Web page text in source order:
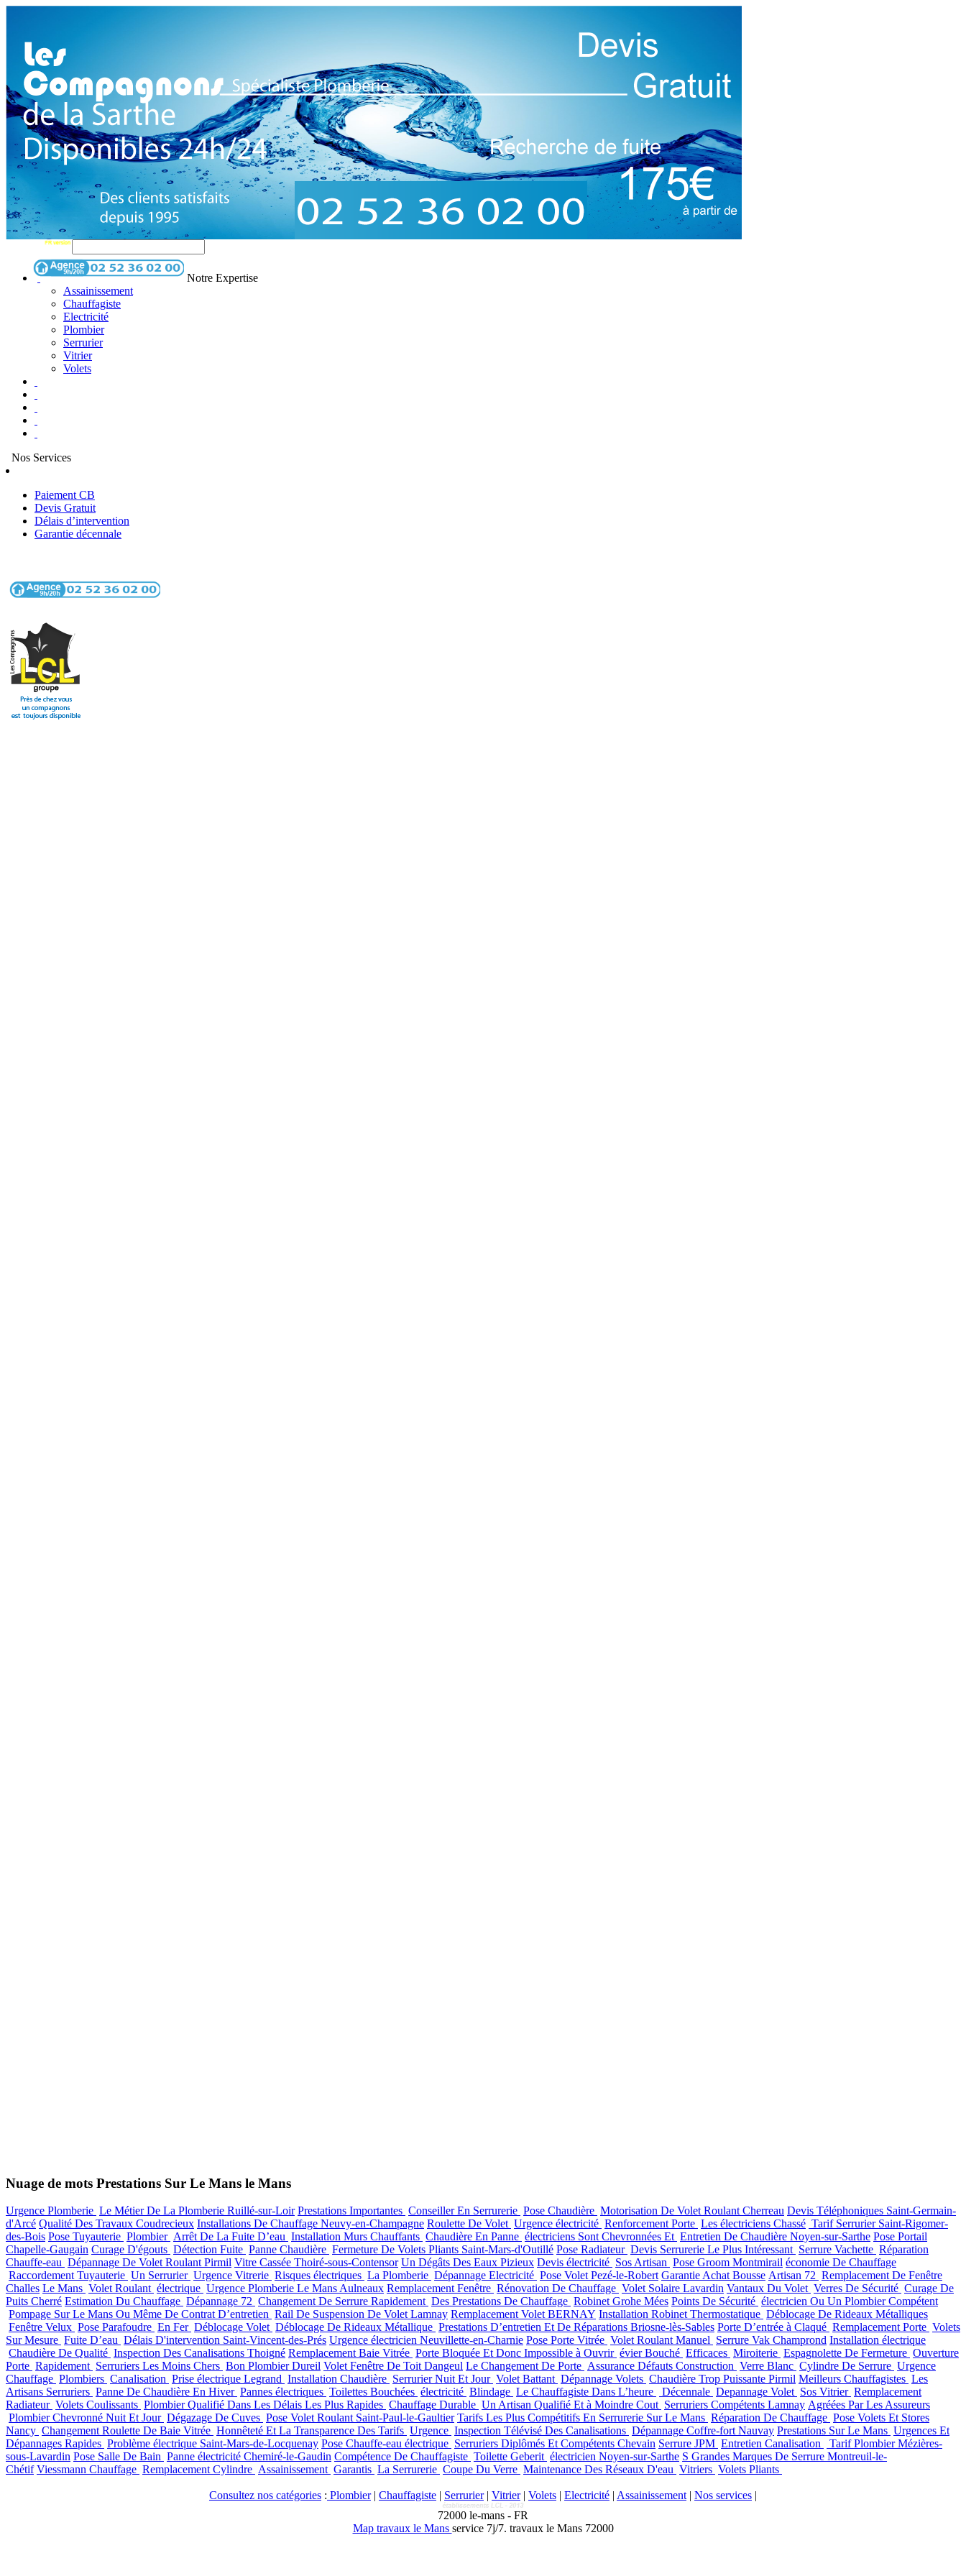
Notre Expertise
Assainissement
Chauffagiste
Electricité
Plombier
Serrurier
Vitrier
Volets
Nos Services
Paiement CB
Devis Gratuit
Délais d’intervention
Garantie décennale
Nuage de mots Prestations Sur Le Mans le Mans
Urgence Plomberie Le Métier De La Plomberie Ruillé-sur-Loir Prestations Importantes Conseiller En Serrurerie Pose Chaudière Motorisation De Volet Roulant Cherreau Devis Téléphoniques Saint-Germain-
d'Arcé Qualité Des Travaux Coudrecieux Installations De Chauffage Neuvy-en-Champagne Roulette De Volet Urgence électricité Renforcement Porte Les électriciens Chassé Tarif Serrurier Saint-Rigomer-
des-Bois Pose Tuyauterie Plombier Arrêt De La Fuite D’eau Installation Murs Chauffants Chaudière En Panne électriciens Sont Chevronnées Et Entretien De Chaudière Noyen-sur-Sarthe Pose Portail
Chapelle-Gaugain Curage D'égouts Détection Fuite Panne Chaudière Fermeture De Volets Pliants Saint-Mars-d'Outillé Pose Radiateur Devis Serrurerie Le Plus Intéressant Serrure Vachette Réparation
Chauffe-eau Dépannage De Volet Roulant Pirmil Vitre Cassée Thoiré-sous-Contensor Un Dégâts Des Eaux Pizieux Devis électricité Sos Artisan Pose Groom Montmirail économie De Chauffage
Raccordement Tuyauterie Un Serrurier Urgence Vitrerie Risques électriques La Plomberie Dépannage Electricité Pose Volet Pezé-le-Robert Garantie Achat Bousse Artisan 72 Remplacement De Fenêtre
Challes Le Mans Volet Roulant électrique Urgence Plomberie Le Mans Aulneaux Remplacement Fenêtre Rénovation De Chauffage Volet Solaire Lavardin Vantaux Du Volet Verres De Sécurité Curage De
Puits Cherré Estimation Du Chauffage Dépannage 72 Changement De Serrure Rapidement Des Prestations De Chauffage Robinet Grohe Mées Points De Sécurité électricien Ou Un Plombier Compétent
Pompage Sur Le Mans Ou Même De Contrat D’entretien Rail De Suspension De Volet Lamnay Remplacement Volet BERNAY Installation Robinet Thermostatique Déblocage De Rideaux Métalliques
Fenêtre Velux Pose Parafoudre En Fer Déblocage Volet Déblocage De Rideaux Métallique Prestations D’entretien Et De Réparations Briosne-lès-Sables Porte D’entrée à Claqué Remplacement Porte Volets
Sur Mesure Fuite D’eau Délais D'intervention Saint-Vincent-des-Prés Urgence électricien Neuvillette-en-Charnie Pose Porte Vitrée Volet Roulant Manuel Serrure Vak Champrond Installation électrique
Chaudière De Qualité Inspection Des Canalisations Thoigné Remplacement Baie Vitrée Porte Bloquée Et Donc Impossible à Ouvrir évier Bouché Efficaces Miroiterie Espagnolette De Fermeture Ouverture
Porte Rapidement Serruriers Les Moins Chers Bon Plombier Dureil Volet Fenêtre De Toit Dangeul Le Changement De Porte Assurance Défauts Construction Verre Blanc Cylindre De Serrure Urgence
Chauffage Plombiers Canalisation Prise électrique Legrand Installation Chaudière Serrurier Nuit Et Jour Volet Battant Dépannage Volets Chaudière Trop Puissante Pirmil Meilleurs Chauffagistes Les
Artisans Serruriers Panne De Chaudière En Hiver Pannes électriques Toilettes Bouchées électricité Blindage Le Chauffagiste Dans L’heure Décennale Depannage Volet Sos Vitrier Remplacement
Radiateur Volets Coulissants Plombier Qualifié Dans Les Délais Les Plus Rapides Chauffage Durable Un Artisan Qualifié Et à Moindre Cout Serruriers Compétents Lamnay Agréées Par Les Assureurs
Plombier Chevronné Nuit Et Jour Dégazage De Cuves Pose Volet Roulant Saint-Paul-le-Gaultier Tarifs Les Plus Compétitifs En Serrurerie Sur Le Mans Réparation De Chauffage Pose Volets Et Stores
Nancy Changement Roulette De Baie Vitrée Honnêteté Et La Transparence Des Tarifs Urgence Inspection Télévisé Des Canalisations Dépannage Coffre-fort Nauvay Prestations Sur Le Mans Urgences Et
Dépannages Rapides Problème électrique Saint-Mars-de-Locquenay Pose Chauffe-eau électrique Serruriers Diplômés Et Compétents Chevain Serrure JPM Entretien Canalisation
Tarif Plombier Mézières-
sous-Lavardin Pose Salle De Bain Panne électricité Chemiré-le-Gaudin Compétence De Chauffagiste Toilette Geberit électricien Noyen-sur-Sarthe S Grandes Marques De Serrure Montreuil-le-
Chétif Viessmann Chauffage Remplacement Cylindre Assainissement Garantis La Serrurerie Coupe Du Verre Maintenance Des Réseaux D'eau Vitriers Volets Pliants
Consultez nos catégories : Plombier| Chauffagiste | Serrurier| Vitrier| Volets | Electricité | Assainissement| Nos services |
72000 le-mans - FR
Map travaux le Mans service 7j/7. travaux le Mans 72000